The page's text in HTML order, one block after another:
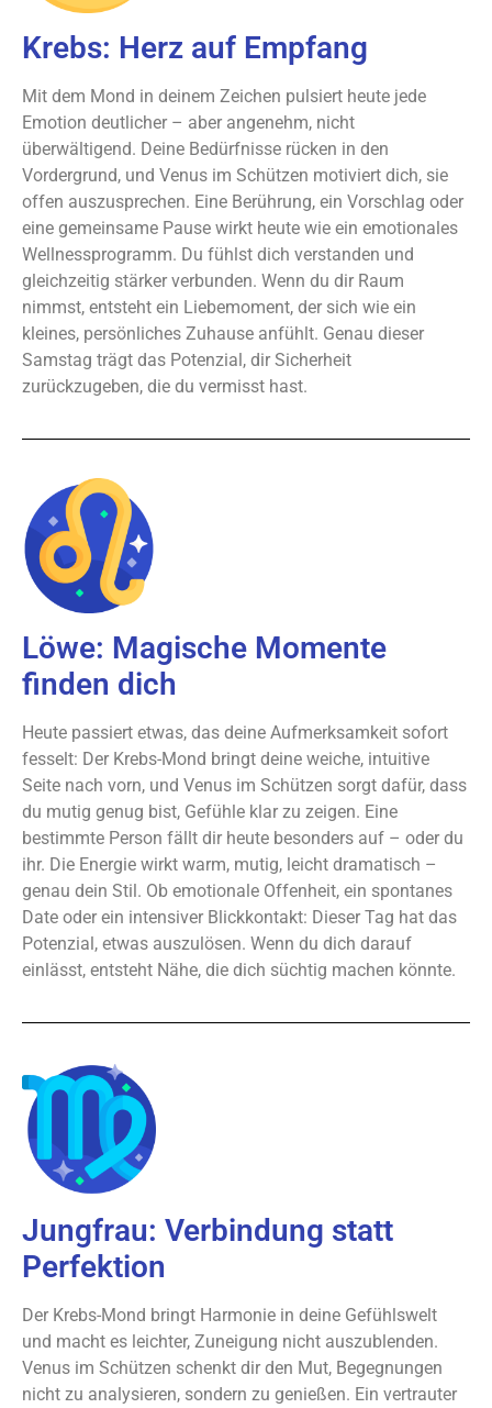
Krebs: Herz auf Empfang
Mit dem Mond in deinem Zeichen pulsiert heute jede
Emotion deutlicher – aber angenehm, nicht
überwältigend. Deine Bedürfnisse rücken in den
Vordergrund, und Venus im Schützen motiviert dich, sie
offen auszusprechen. Eine Berührung, ein Vorschlag oder
eine gemeinsame Pause wirkt heute wie ein emotionales
Wellnessprogramm. Du fühlst dich verstanden und
gleichzeitig stärker verbunden. Wenn du dir Raum
nimmst, entsteht ein Liebemoment, der sich wie ein
kleines, persönliches Zuhause anfühlt. Genau dieser
Samstag trägt das Potenzial, dir Sicherheit
zurückzugeben, die du vermisst hast.
Löwe: Magische Momente
finden dich
Heute passiert etwas, das deine Aufmerksamkeit sofort
fesselt: Der Krebs-Mond bringt deine weiche, intuitive
Seite nach vorn, und Venus im Schützen sorgt dafür, dass
du mutig genug bist, Gefühle klar zu zeigen. Eine
bestimmte Person fällt dir heute besonders auf – oder du
ihr. Die Energie wirkt warm, mutig, leicht dramatisch –
genau dein Stil. Ob emotionale Offenheit, ein spontanes
Date oder ein intensiver Blickkontakt: Dieser Tag hat das
Potenzial, etwas auszulösen. Wenn du dich darauf
einlässt, entsteht Nähe, die dich süchtig machen könnte.
Jungfrau: Verbindung statt
Perfektion
Der Krebs-Mond bringt Harmonie in deine Gefühlswelt
und macht es leichter, Zuneigung nicht auszublenden.
Venus im Schützen schenkt dir den Mut, Begegnungen
nicht zu analysieren, sondern zu genießen. Ein vertrauter